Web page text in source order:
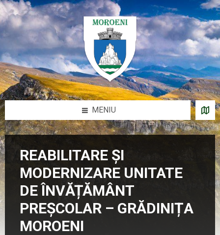
Sari
la
conținut
Salt
la
bara
laterală
stângă
Salt
la
subsol
MENIU
REABILITARE ȘI
MODERNIZARE UNITATE
DE ÎNVĂȚĂMÂNT
PREȘCOLAR – GRĂDINIȚA
MOROENI